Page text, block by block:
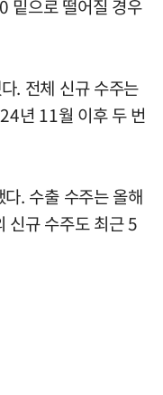
밑으로 떨어질 경우
. 전체 신규 수주는
년 11월 이후 두 번
. 수출 수주는 올해
신규 수주도 최근 5